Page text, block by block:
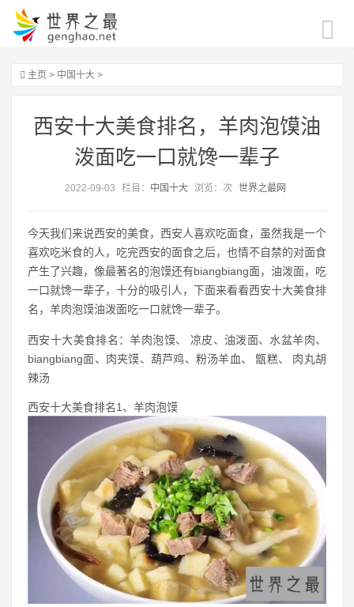
主页 > 中国十大 >
西安十大美食排名，羊肉泡馍油
泼面吃一口就馋一辈子
2022-09-03 栏目： 中国十大 浏览： 次 世界之最网
今天我们来说西安的美食，西安人喜欢吃面食，虽然我是一个
喜欢吃米食的人，吃完西安的面食之后，也情不自禁的对面食
产生了兴趣，像最著名的泡馍还有biangbiang面，油泼面，吃
一口就馋一辈子，十分的吸引人，下面来看看西安十大美食排
名，羊肉泡馍油泼面吃一口就馋一辈子。
西安十大美食排名：羊肉泡馍、 凉皮、油泼面、水盆羊肉、
biangbiang面、肉夹馍、葫芦鸡、粉汤羊血、 甑糕、 肉丸胡
辣汤
西安十大美食排名1、羊肉泡馍